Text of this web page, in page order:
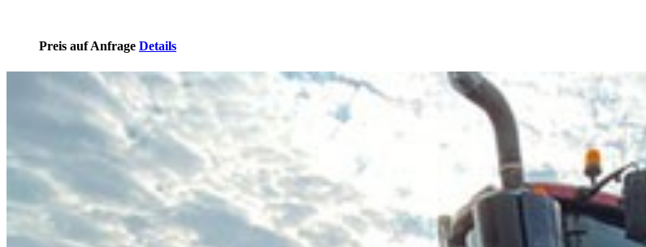
Preis auf Anfrage Details